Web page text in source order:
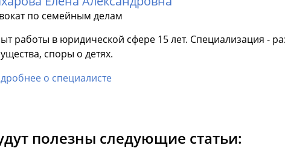
по семейным делам
работы в юридической сфере 15 лет. Специализация -
споры о детях.
о специалисте
полезны следующие статьи: